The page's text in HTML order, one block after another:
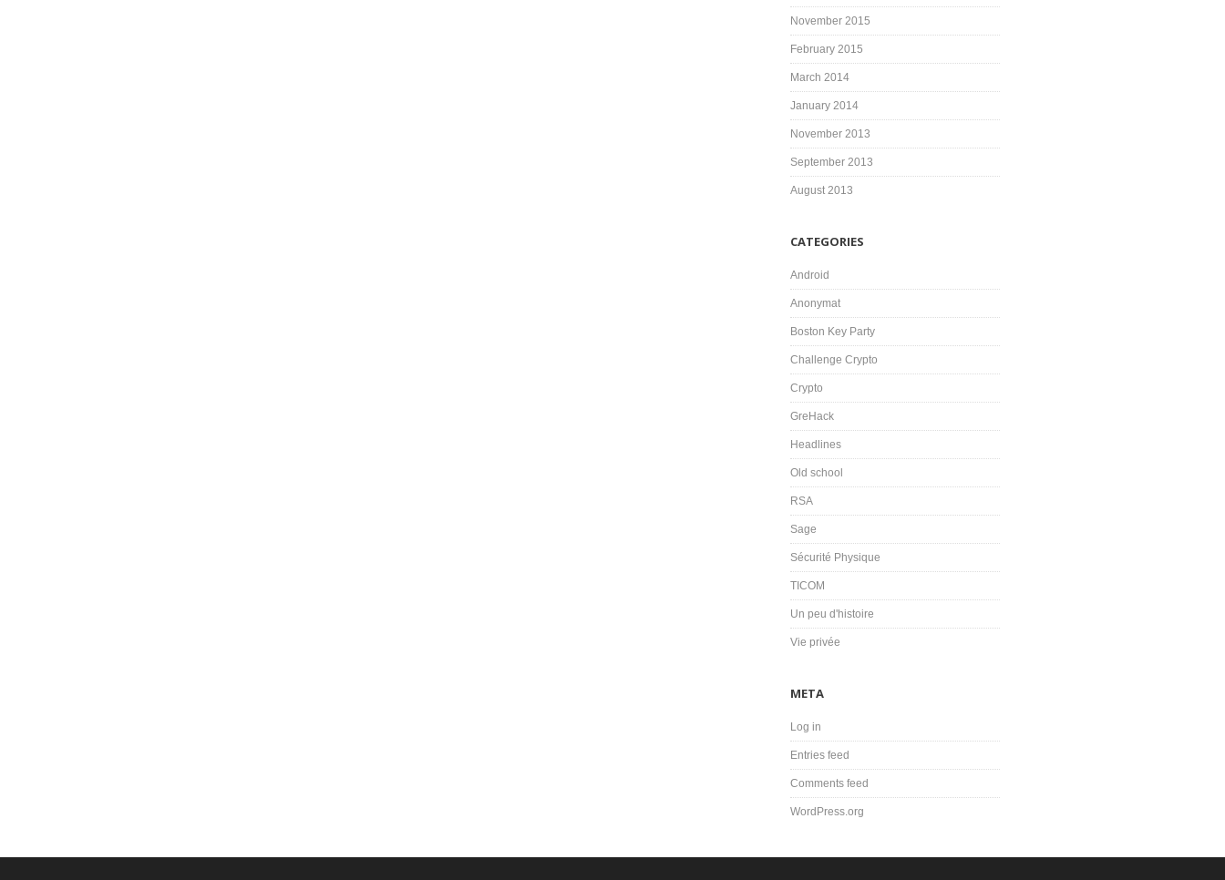
November 2015
February 2015
March 2014
January 2014
November 2013
September 2013
August 2013
CATEGORIES
Android
Anonymat
Boston Key Party
Challenge Crypto
Crypto
GreHack
Headlines
Old school
RSA
Sage
Sécurité Physique
TICOM
Un peu d'histoire
Vie privée
META
Log in
Entries feed
Comments feed
WordPress.org